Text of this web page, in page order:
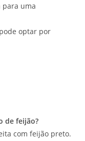
para uma
optar por
de feijão?
com feijão preto.